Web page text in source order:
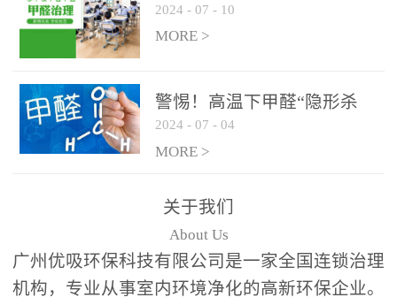
厅关于加强学校新建校舍室
内空气质量管理通知
2024 - 07 - 10
MORE >
警惕！高温下甲醛“隐形杀
手”来袭，你的家安全吗？
2024 - 07 - 04
MORE >
关于我们
About Us
广州优吸环保科技有限公司是一家全国连锁治理
机构，专业从事室内环境净化的高新环保企业。